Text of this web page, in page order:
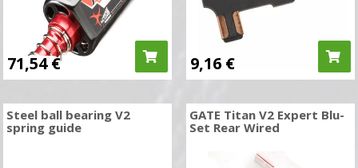
71,54€ 9,16 €
Steel ball bearing V2
spring guide
GATE Titan V2 Expert Blu-
Set Rear Wired